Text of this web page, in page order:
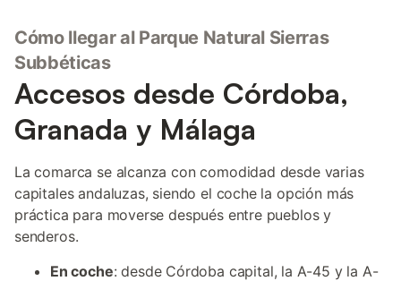
Cómo llegar al Parque Natural Sierras
Subbéticas
Accesos desde Córdoba,
Granada y Málaga
La comarca se alcanza con comodidad desde varias
capitales andaluzas, siendo el coche la opción más
práctica para moverse después entre pueblos y
senderos.
En coche: desde Córdoba capital, la A-45 y la A-